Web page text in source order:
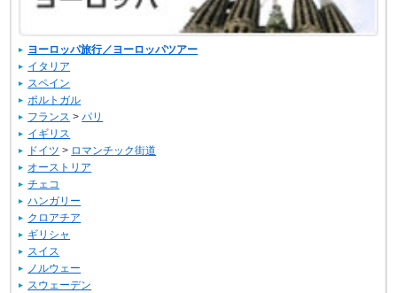
ヨーロッパ旅行／ヨーロッパツアー
イタリア
スペイン
ポルトガル
フランス >パリ
イギリス
ドイツ > ロマンチック街道
オーストリア
チェコ
ハンガリー
クロアチア
ギリシャ
スイス
ノルウェー
スウェーデン